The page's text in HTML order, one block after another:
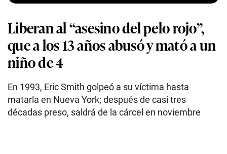
Liberan al “asesino del pelo rojo”,
que a los 13 años abusó y mató a un
niño de 4
En 1993, Eric Smith golpeó a su víctima hasta
matarla en Nueva York; después de casi tres
décadas preso, saldrá de la cárcel en noviembre